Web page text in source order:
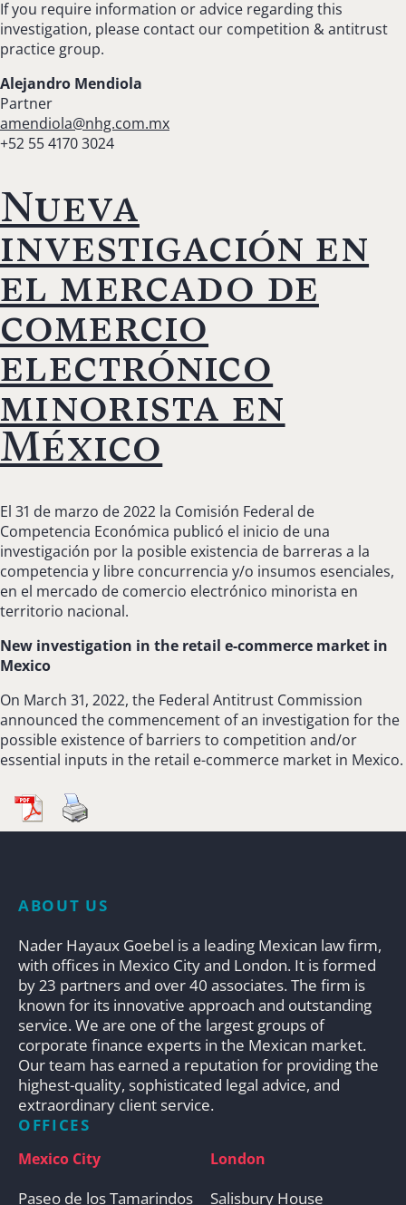
If you require information or advice regarding this
investigation, please contact our competition & antitrust
practice group.
Alejandro Mendiola
Partner
amendiola@nhg.com.mx
+52 55 4170 3024
Nueva
investigación en
el mercado de
comercio
electrónico
minorista en
México
El 31 de marzo de 2022 la Comisión Federal de
Competencia Económica publicó el inicio de una
investigación por la posible existencia de barreras a la
competencia y libre concurrencia y/o insumos esenciales,
en el mercado de comercio electrónico minorista en
territorio nacional.
New investigation in the retail e-commerce market in
Mexico
On March 31, 2022, the Federal Antitrust Commission
announced the commencement of an investigation for the
possible existence of barriers to competition and/or
essential inputs in the retail e-commerce market in Mexico.
ABOUT US
Nader Hayaux Goebel is a leading Mexican law firm,
with offices in Mexico City and London. It is formed
by 23 partners and over 40 associates. The firm is
known for its innovative approach and outstanding
service. We are one of the largest groups of
corporate finance experts in the Mexican market.
Our team has earned a reputation for providing the
highest-quality, sophisticated legal advice, and
extraordinary client service.
OFFICES
Mexico City
Paseo de los Tamarindos
London
Salisbury House